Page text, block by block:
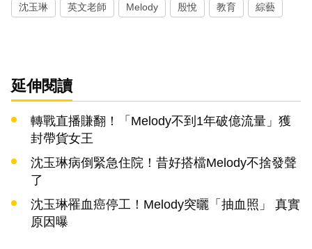
沈玉琳 英文老師 Melody 殷悅 教育 綜藝
延伸閱讀
轉戰直播賺翻！「Melody不到1年破億流量」獲
封帶貨女王
沈玉琳病倒緊急住院！昔好搭檔Melody不捨發聲
了
沈玉琳罹血癌停工！Melody突曬「抽血照」 真實
原因曝